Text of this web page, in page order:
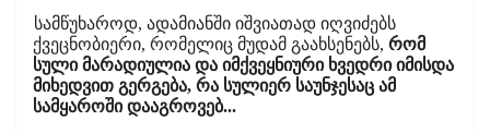
სამწუხაროდ, ადამიანში იშვიათად იღვიძებს
ქვეცნობიერი, რომელიც მუდამ გაახსენებს, რომ
სული მარადიულია და იმქვეყნიური ხვედრი იმისდა
მიხედვით გერგება, რა სულიერ საუნჯესაც ამ
სამყაროში დააგროვებ...